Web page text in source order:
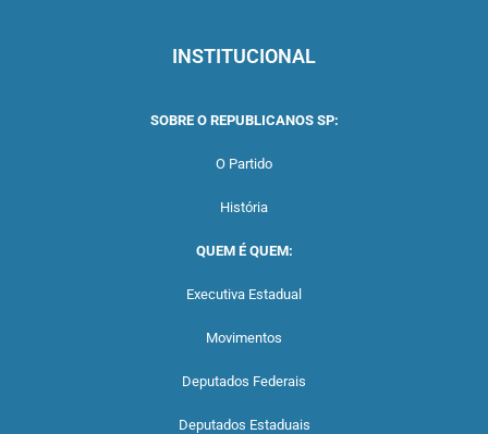
INSTITUCIONAL
SOBRE O REPUBLICANOS SP:
O Partido
História
QUEM É QUEM:
Executiva Estadual
Movimentos
Deputados Federais
Deputados Estaduais